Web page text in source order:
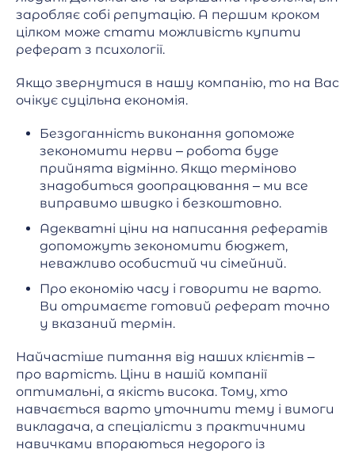
заробляє собі репутацію. А першим кроком
цілком може стати можливість купити
реферат з психології.
Якщо звернутися в нашу компанію, то на Вас
очікує суцільна економія.
Бездоганність виконання допоможе
зекономити нерви – робота буде
прийнята відмінно. Якщо терміново
знадобиться доопрацювання – ми все
виправимо швидко і безкоштовно.
Адекватні ціни на написання рефератів
допоможуть зекономити бюджет,
неважливо особистий чи сімейний.
Про економію часу і говорити не варто.
Ви отримаєте готовий реферат точно
у вказаний термін.
Найчастіше питання від наших клієнтів –
про вартість. Ціни в нашій компанії
оптимальні, а якість висока. Тому, хто
навчається варто уточнити тему і вимоги
викладача, а спеціалісти з практичними
навичками впораються недорого із